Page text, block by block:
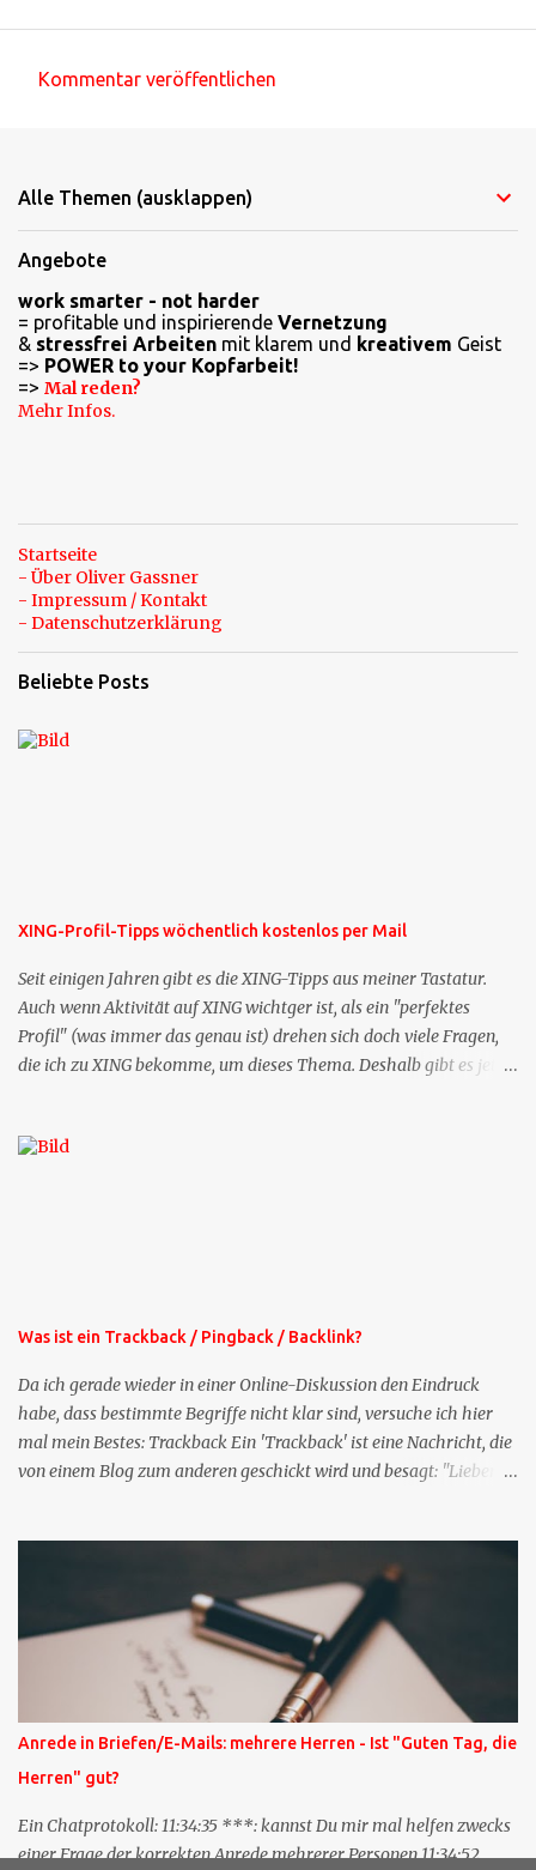
m
n
t
a
r
e
Kommentar veröffentlichen
Alle Themen (ausklappen)
Angebote
work smarter - not harder
= profitable und inspirierende Vernetzung
& stressfrei Arbeiten mit klarem und kreativem Geist
=> POWER to your Kopfarbeit!
=> Mal reden?
Mehr Infos.
Startseite
- Über Oliver Gassner
- Impressum / Kontakt
- Datenschutzerklärung
Beliebte Posts
XING-Profil-Tipps wöchentlich kostenlos per Mail
Seit einigen Jahren gibt es die XING-Tipps aus meiner Tastatur.
Auch wenn Aktivität auf XING wichtger ist, als ein "perfektes
Profil" (was immer das genau ist) drehen sich doch viele Fragen,
die ich zu XING bekomme, um dieses Thema. Deshalb gibt es jetzt
bekommen Sie kostenlos eine weitere Folge. Die Startsequenz ist 16
Was ist ein Trackback / Pingback / Backlink?
Da ich gerade wieder in einer Online-Diskussion den Eindruck
habe, dass bestimmte Begriffe nicht klar sind, versuche ich hier
mal mein Bestes: Trackback Ein 'Trackback' ist eine Nachricht, die
von einem Blog zum anderen geschickt wird und besagt: "Lieber
was ich zu deinem Inhalt zu sagen hatte." Diese
Nachrichtenfunktion wird 'angestoßen' in dem 'mein' Blog an die
'TrackbackURL' des Anderen einen 'Ping' schickt, d.h. ein paar
Parameter übergibt (URL meines Eintrags, Kurzzitat meines
Beitrags). Praktisch muss man nichts Anderes tun, als die
TrackbackURL beim Schreiben meines Beitrags in ein bestimmtes
Feld in meinem 'Blog-Redaktionssystem' einzufügen. Trackbacks
und TrackbackURLs sind heute recht selten. Das Trackback-
Verfahren wurde wei...
Anrede in Briefen/E-Mails: mehrere Herren - Ist "Guten Tag, die
Herren" gut?
Ein Chatprotokoll: 11:34:35 ***: kannst Du mir mal helfen zwecks
einer Frage der korrekten Anrede mehrerer Personen 11:34:52